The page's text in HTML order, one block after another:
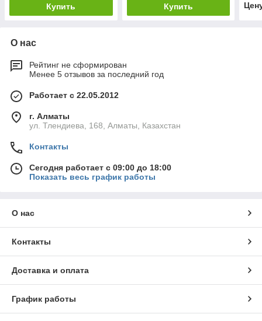
Купить Купить
О нас
Рейтинг не сформирован
Менее 5 отзывов за последний год
Работает с 22.05.2012
г. Алматы
ул. Тлендиева, 168, Алматы, Казахстан
Контакты
Сегодня работает с 09:00 до 18:00
Показать весь график работы
О нас
Контакты
Доставка и оплата
График работы